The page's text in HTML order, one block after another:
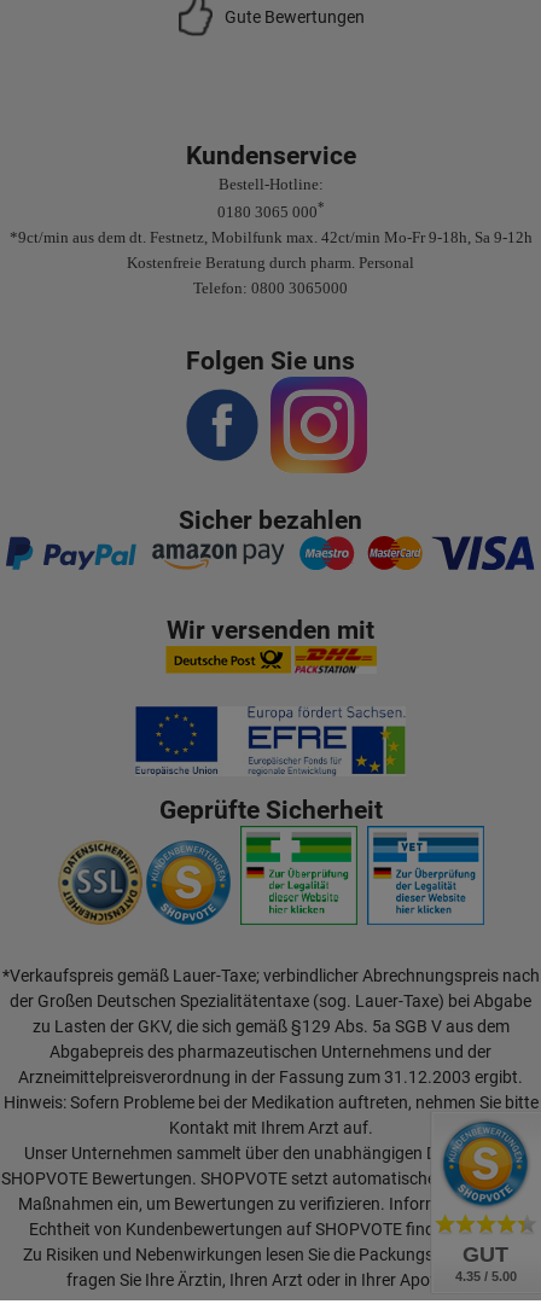
Gute Bewertungen
Kundenservice
Bestell-Hotline:
0180 3065 000*
*9ct/min aus dem dt. Festnetz, Mobilfunk max. 42ct/min Mo-Fr 9-18h, Sa 9-12h
Kostenfreie Beratung durch pharm. Personal
Telefon: 0800 3065000
Folgen Sie uns
Sicher bezahlen
Wir versenden mit
Geprüfte Sicherheit
*Verkaufspreis gemäß Lauer-Taxe; verbindlicher Abrechnungspreis nach
der Großen Deutschen Spezialitätentaxe (sog. Lauer-Taxe) bei Abgabe
zu Lasten der GKV, die sich gemäß §129 Abs. 5a SGB V aus dem
Abgabepreis des pharmazeutischen Unternehmens und der
Arzneimittelpreisverordnung in der Fassung zum 31.12.2003 ergibt.
Hinweis: Sofern Probleme bei der Medikation auftreten, nehmen Sie bitte
Kontakt mit Ihrem Arzt auf.
Unser Unternehmen sammelt über den unabhängigen Dienstleister
SHOPVOTE Bewertungen. SHOPVOTE setzt automatische und manuelle
Maßnahmen ein, um Bewertungen zu verifizieren. Informationen zur
Echtheit von Kundenbewertungen auf SHOPVOTE finden Sie hier.
Zu Risiken und Nebenwirkungen lesen Sie die Packungsbeilage und
fragen Sie Ihre Ärztin, Ihren Arzt oder in Ihrer Apotheke.
GUT
4.35 / 5.00